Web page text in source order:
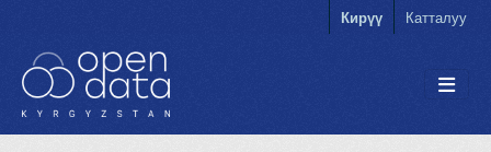
Кирүү Катталуу